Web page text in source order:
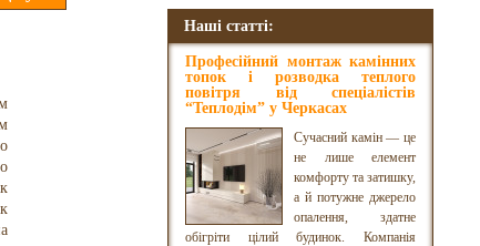
Наші статті:
Професійний монтаж камінних
топок і розводка теплого
повітря від спеціалістів
“Теплодім” у Черкасах
Сучасний камін — це
не лише елемент
комфорту та затишку,
а й потужне джерело
опалення, здатне
обігріти цілий будинок. Компанія